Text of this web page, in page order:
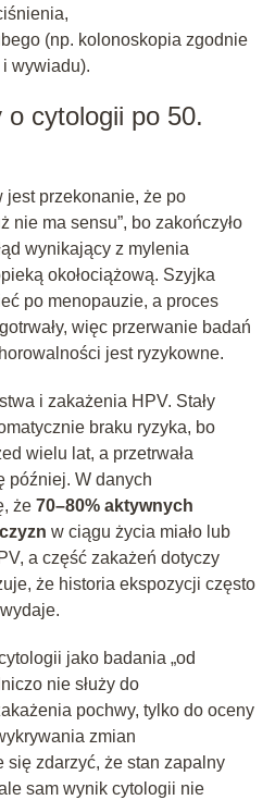
(np. kolonoskopia zgodnie
wywiadu).
cytologii po 50.
jest przekonanie, że po
nie ma sensu”, bo zakończyło
wynikający z mylenia
okołociążową. Szyjka
po menopauzie, a proces
więc przerwanie badań
jest ryzykowne.
i zakażenia HPV. Stały
braku ryzyka, bo
wielu lat, a przetrwała
później. W danych
że 70–80% aktywnych
w ciągu życia miało lub
a część zakażeń dotyczy
że historia ekspozycji często
jako badania „od
nie służy do
pochwy, tylko do oceny
zmian
się zdarzyć, że stan zapalny
sam wynik cytologii nie